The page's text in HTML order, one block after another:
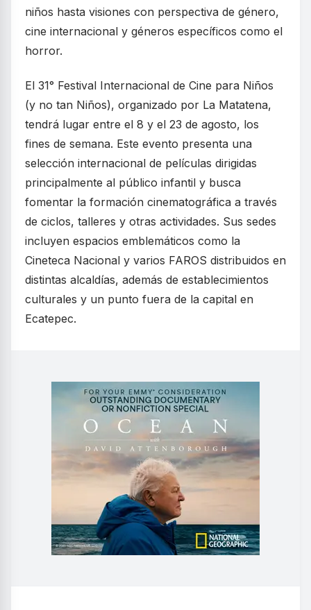
niños hasta visiones con perspectiva de género,
cine internacional y géneros específicos como el
horror.
El 31° Festival Internacional de Cine para Niños
(y no tan Niños), organizado por La Matatena,
tendrá lugar entre el 8 y el 23 de agosto, los
fines de semana. Este evento presenta una
selección internacional de películas dirigidas
principalmente al público infantil y busca
fomentar la formación cinematográfica a través
de ciclos, talleres y otras actividades. Sus sedes
incluyen espacios emblemáticos como la
Cineteca Nacional y varios FAROS distribuidos en
distintas alcaldías, además de establecimientos
culturales y un punto fuera de la capital en
Ecatepec.